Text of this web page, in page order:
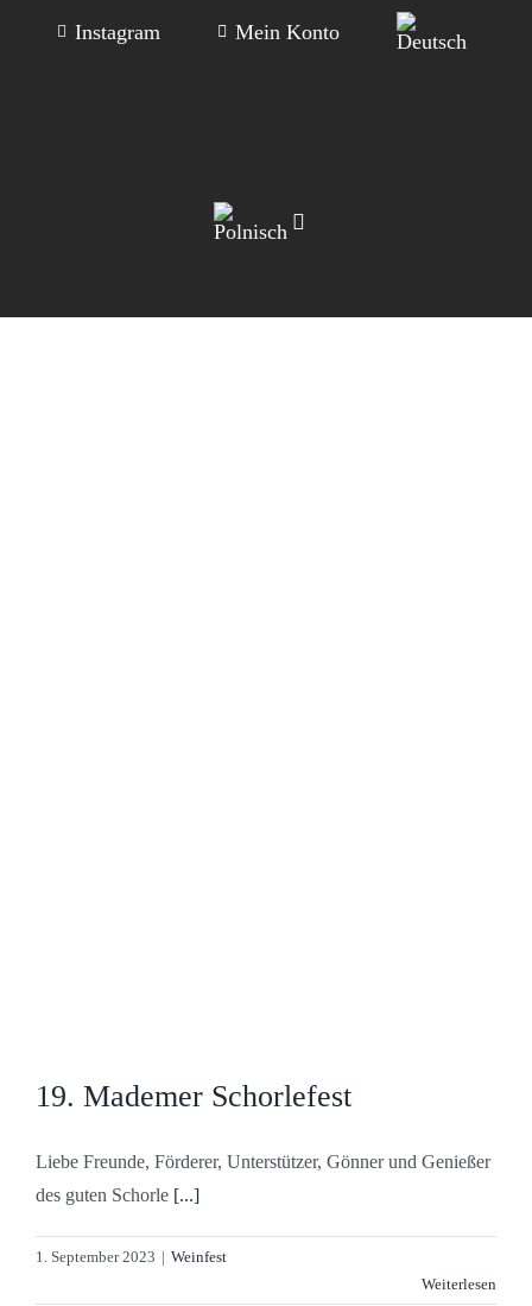
Instagram Mein Konto
19. Mademer Schorlefest
Liebe Freunde, Förderer, Unterstützer, Gönner und Genießer
des guten Schorle [...]
1. September 2023 | Weinfest
Weiterlesen